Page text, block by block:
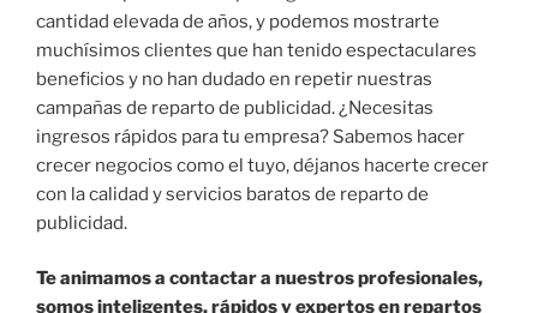
cantidad elevada de años, y podemos mostrarte
muchísimos clientes que han tenido espectaculares
beneficios y no han dudado en repetir nuestras
campañas de reparto de publicidad. ¿Necesitas
ingresos rápidos para tu empresa? Sabemos hacer
crecer negocios como el tuyo, déjanos hacerte crecer
con la calidad y servicios baratos de reparto de
publicidad.
Te animamos a contactar a nuestros profesionales,
somos inteligentes, rápidos y expertos en repartos